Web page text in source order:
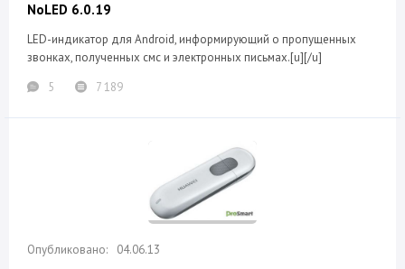
NoLED 6.0.19
LED-индикатор для Android, информирующий о пропущенных
звонках, полученных смс и электронных письмах.[u][/u]
5
7 189
04.06.13